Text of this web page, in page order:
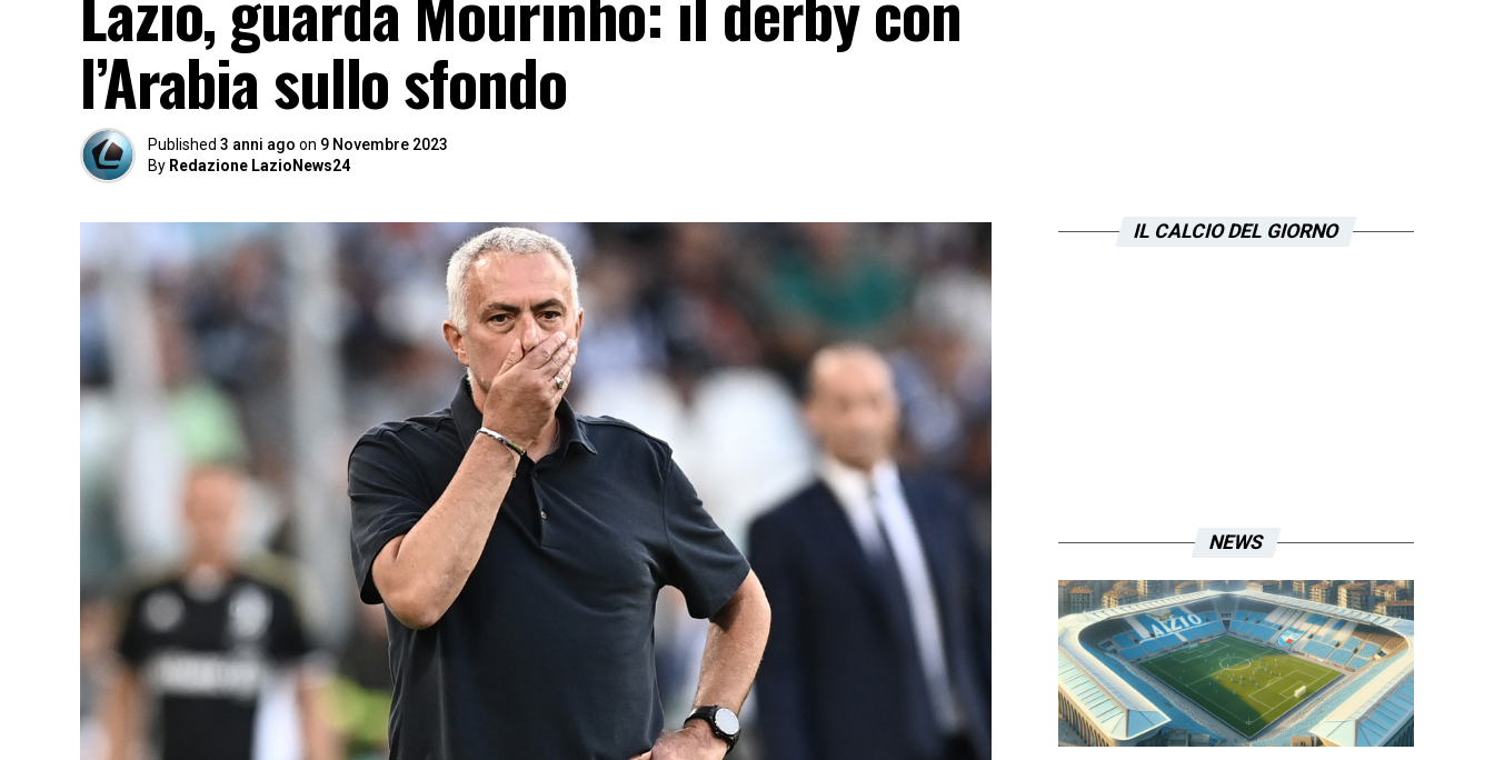
l’Arabia sullo sfondo
Published 3 anni ago on 9 Novembre 2023
By Redazione LazioNews24
IL CALCIO DEL GIORNO
NEWS